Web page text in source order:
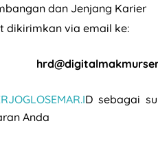
dan Jenjang Karier
dikirimkan via email ke:
D sebagai
Anda